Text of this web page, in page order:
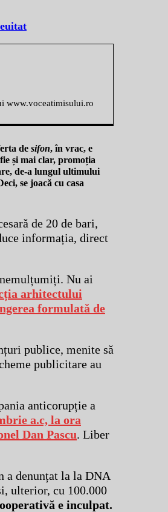
www.voceatimisului.ro
de sifon, în vrac, e
și mai clar, promoția
de-a lungul ultimului
se joacă cu casa
de 20 de bari,
informația, direct
Nu ai
arhitectului
formulată de
publice, menite să
publicitare au
anticorupție a
a.c, la ora
Dan Pascu. Liber
a denunțat la la DNA
ulterior, cu 100.000
e inculpat.